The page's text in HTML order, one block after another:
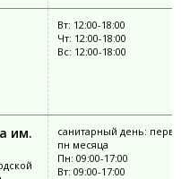
Вт: 12:00-18:00
Чт: 12:00-18:00
Вс: 12:00-18:00
им.
санитарный день:
пн месяца
Пн: 09:00-17:00
Вт: 09:00-17:00